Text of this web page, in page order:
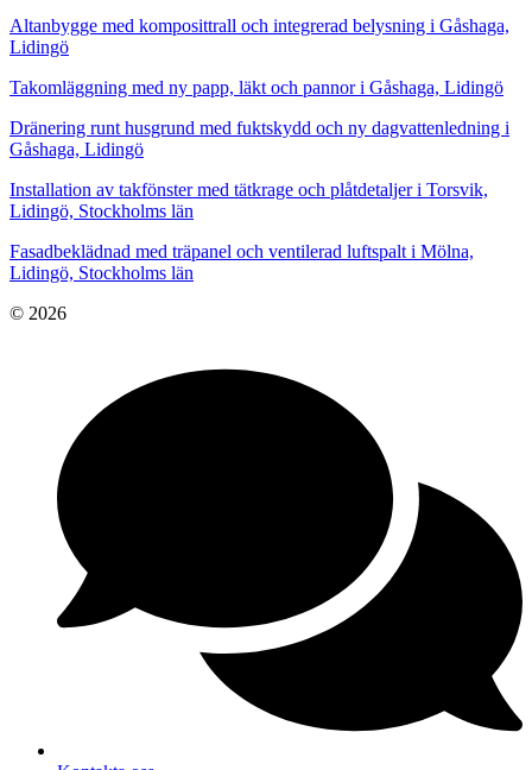
Altanbygge med komposittrall och integrerad belysning i Gåshaga,
Lidingö
Takomläggning med ny papp, läkt och pannor i Gåshaga, Lidingö
Dränering runt husgrund med fuktskydd och ny dagvattenledning i
Gåshaga, Lidingö
Installation av takfönster med tätkrage och plåtdetaljer i Torsvik,
Lidingö, Stockholms län
Fasadbeklädnad med träpanel och ventilerad luftspalt i Mölna,
Lidingö, Stockholms län
© 2026